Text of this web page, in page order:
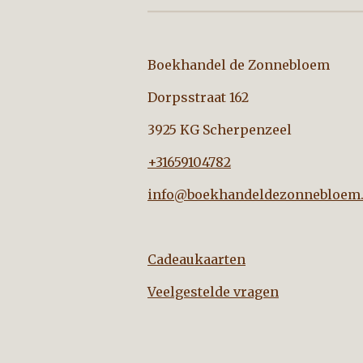
Boekhandel de
Dorpsstraat 162
3925 KG Scherpenzeel
+31659104782
Cadeaukaarten
Veelgestelde vragen